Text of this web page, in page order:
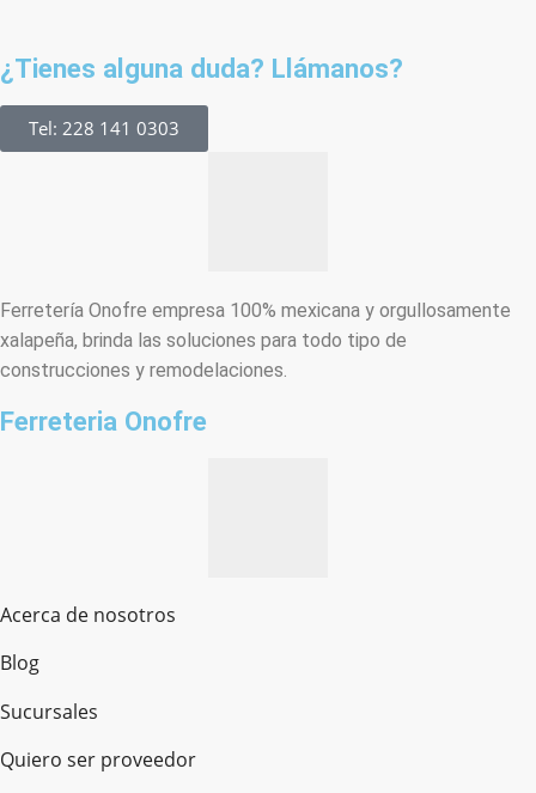
¿Tienes alguna duda? Llámanos?
Tel: 228 141 0303
Ferretería Onofre empresa 100% mexicana y orgullosamente
xalapeña, brinda las soluciones para todo tipo de
construcciones y remodelaciones.
Ferreteria Onofre
Acerca de nosotros
Blog
Sucursales
Quiero ser proveedor